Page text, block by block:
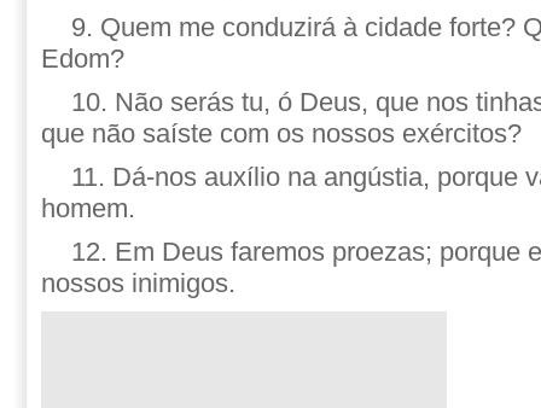
9. Quem me conduzirá à cidade forte?
Edom?
10. Não serás tu, ó Deus, que nos
que não saíste com os nossos exércitos?
11. Dá-nos auxílio na angústia, porque
homem.
12. Em Deus faremos proezas; porque
nossos inimigos.